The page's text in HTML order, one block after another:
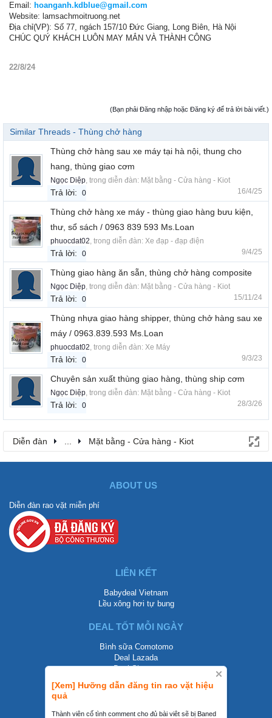
[Xem] Hưỡng dẫn đăng tin rao vặt hiệu
quả
Thành viên cố tình comment cho đủ bài viêt sẽ bị Baned
Email: hoanganh.kdblue@gmail.com
Website: lamsachmoitruong.net
Địa chỉ(VP): Số 77, ngách 157/10 Đức Giang, Long Biên, Hà Nội
CHÚC QUÝ KHÁCH LUÔN MAY MẮN VÀ THÀNH CÔNG
22/8/24
(Bạn phải Đăng nhập hoặc Đăng ký để trả lời bài viết.)
Similar Threads - Thùng chở hàng
Thùng chở hàng sau xe máy tại hà nội, thung cho
hang, thùng giao cơm
Ngọc Diệp, trong diễn đàn: Mặt bằng - Cửa hàng - Kiot
Trả lời: 0 16/4/25
Thùng chở hàng xe máy - thùng giao hàng bưu kiện,
thư, sổ sách / 0963 839 593 Ms.Loan
phuocdat02, trong diễn đàn: Xe đạp - đạp điện
Trả lời: 0 9/4/25
Thùng giao hàng ăn sẵn, thùng chở hàng composite
Ngọc Diệp, trong diễn đàn: Mặt bằng - Cửa hàng - Kiot
Trả lời: 0 15/11/24
Thùng nhựa giao hàng shipper, thùng chở hàng sau xe
máy / 0963.839.593 Ms.Loan
phuocdat02, trong diễn đàn: Xe Máy
Trả lời: 0 9/3/23
Chuyên sản xuất thùng giao hàng, thùng ship cơm
Ngọc Diệp, trong diễn đàn: Mặt bằng - Cửa hàng - Kiot
Trả lời: 0 28/3/26
Diễn đàn ... Mặt bằng - Cửa hàng - Kiot
ABOUT US
Diễn đàn rao vặt miễn phí
LIÊN KẾT
Babydeal Vietnam
Lều xông hơi tự bung
DEAL TỐT MỖI NGÀY
Bình sữa Comotomo
Deal Lazada
Deal Shopee
LIÊN HỆ
0858002468